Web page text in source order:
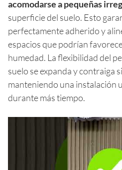
acomodarse a pequeñas
superficie del suelo. Esto
perfectamente adherido y
espacios que podrían
humedad. La flexibilidad del
suelo se expanda y contraiga
manteniendo una instalación
durante más tiempo.